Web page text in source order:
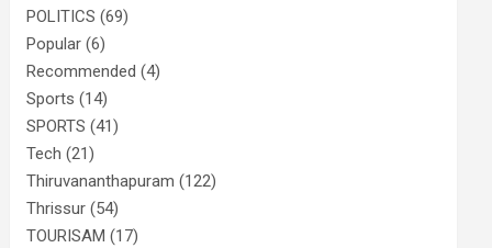
POLITICS (69)
Popular (6)
Recommended (4)
Sports (14)
SPORTS (41)
Tech (21)
Thiruvananthapuram (122)
Thrissur (54)
TOURISAM (17)